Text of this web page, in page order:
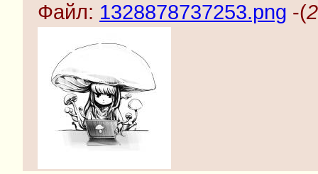
Файл: 1328878737253.png -(